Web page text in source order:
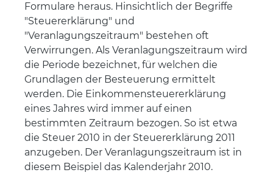
Formulare heraus. Hinsichtlich der Begriffe
"Steuererklärung" und
"Veranlagungszeitraum" bestehen oft
Verwirrungen. Als Veranlagungszeitraum wird
die Periode bezeichnet, für welchen die
Grundlagen der Besteuerung ermittelt
werden. Die Einkommensteuererklärung
eines Jahres wird immer auf einen
bestimmten Zeitraum bezogen. So ist etwa
die Steuer 2010 in der Steuererklärung 2011
anzugeben. Der Veranlagungszeitraum ist in
diesem Beispiel das Kalenderjahr 2010.